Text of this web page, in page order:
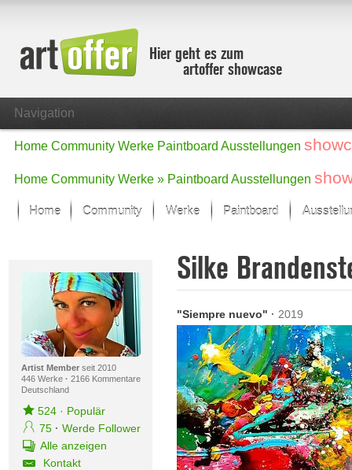
Hier geht es zum
artoffer showcase
Navigation
Home Community Werke Paintboard Ausstellungen
Home Community Werke » Paintboard Ausstellungen
Home Community Werke
Der letzte Monat im Fokus
Alle Fokus-Werke
Fokus-Werke
Neue Werke – Auswahl
Alle neuen Werke
Paintboard
Artist Memberseit 2010
446 Werke · 2166 Kommentare
Deutschland
524· Populär
75 · Werde Follower
Alle anzeigen
Kontakt
Silke
"Siempre nuevo" · 2019